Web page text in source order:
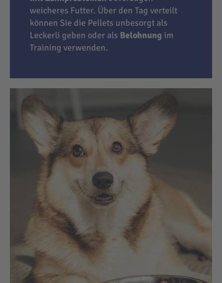
weicheres Futter. Über den Tag verteilt
können Sie die Pellets unbesorgt als
Leckerli geben oder als Belohnung im
Training verwenden.